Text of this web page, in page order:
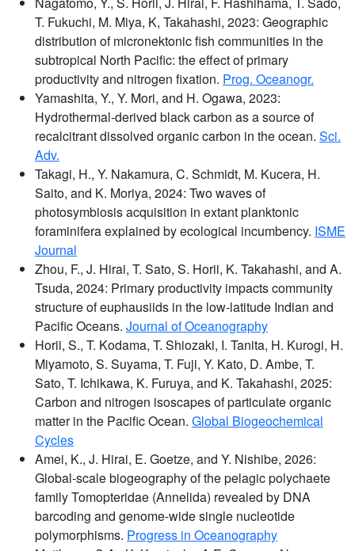
T. Fukuchi, M. Miya, K, Takahashi, 2023: Geographic
distribution of micronektonic fish communities in the
subtropical North Pacific: the effect of primary
productivity and nitrogen fixation. Prog. Oceanogr.
Yamashita, Y., Y. Mori, and H. Ogawa, 2023:
Hydrothermal-derived black carbon as a source of
recalcitrant dissolved organic carbon in the ocean. Sci.
Adv.
Takagi, H., Y. Nakamura, C. Schmidt, M. Kucera, H.
Saito, and K. Moriya, 2024: Two waves of
photosymbiosis acquisition in extant planktonic
foraminifera explained by ecological incumbency. ISME
Journal
Zhou, F., J. Hirai, T. Sato, S. Horii, K. Takahashi, and A.
Tsuda, 2024: Primary productivity impacts community
structure of euphausiids in the low-latitude Indian and
Pacific Oceans. Journal of Oceanography
Horii, S., T. Kodama, T. Shiozaki, I. Tanita, H. Kurogi, H.
Miyamoto, S. Suyama, T. Fuji, Y. Kato, D. Ambe, T.
Sato, T. Ichikawa, K. Furuya, and K. Takahashi, 2025:
Carbon and nitrogen isoscapes of particulate organic
matter in the Pacific Ocean. Global Biogeochemical
Cycles
Amei, K., J. Hirai, E. Goetze, and Y. Nishibe, 2026:
Global-scale biogeography of the pelagic polychaete
family Tomopteridae (Annelida) revealed by DNA
barcoding and genome-wide single nucleotide
polymorphisms. Progress in Oceanography